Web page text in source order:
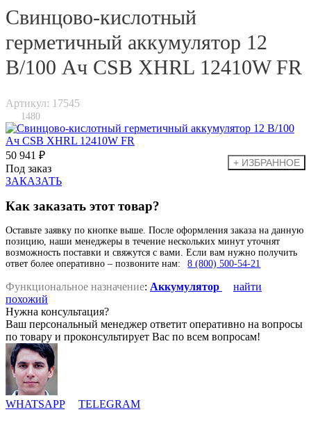
Свинцово-кислотный
герметичный аккумулятор 12
В/100 Ач CSB XHRL 12410W FR
Артикул: 17545
1480
50 941 ₽
Под заказ
ЗАКАЗАТЬ
Как заказать этот товар?
Оставьте заявку по кнопке выше. После оформления заказа на данную
позицию, наши менеджеры в течение нескольких минут уточнят
возможность поставки и свяжутся с вами. Если вам нужно получить
ответ более оперативно – позвоните нам:
8 (800) 500-54-21
Функциональное назначение: Аккумулятор
найти
похожий
Нужна консультация?
Ваш персональный менеджер ответит оперативно на вопросы
по товару и проконсультирует Вас по всем вопросам!
WHATSAPP TELEGRAM